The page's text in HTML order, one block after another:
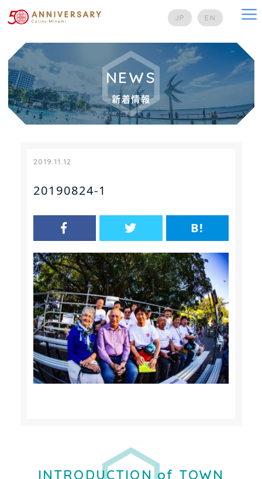
JP EN
NEWS
新着情報
2019.11.12
20190824-1
B!
INTRODUCTION of TOWN